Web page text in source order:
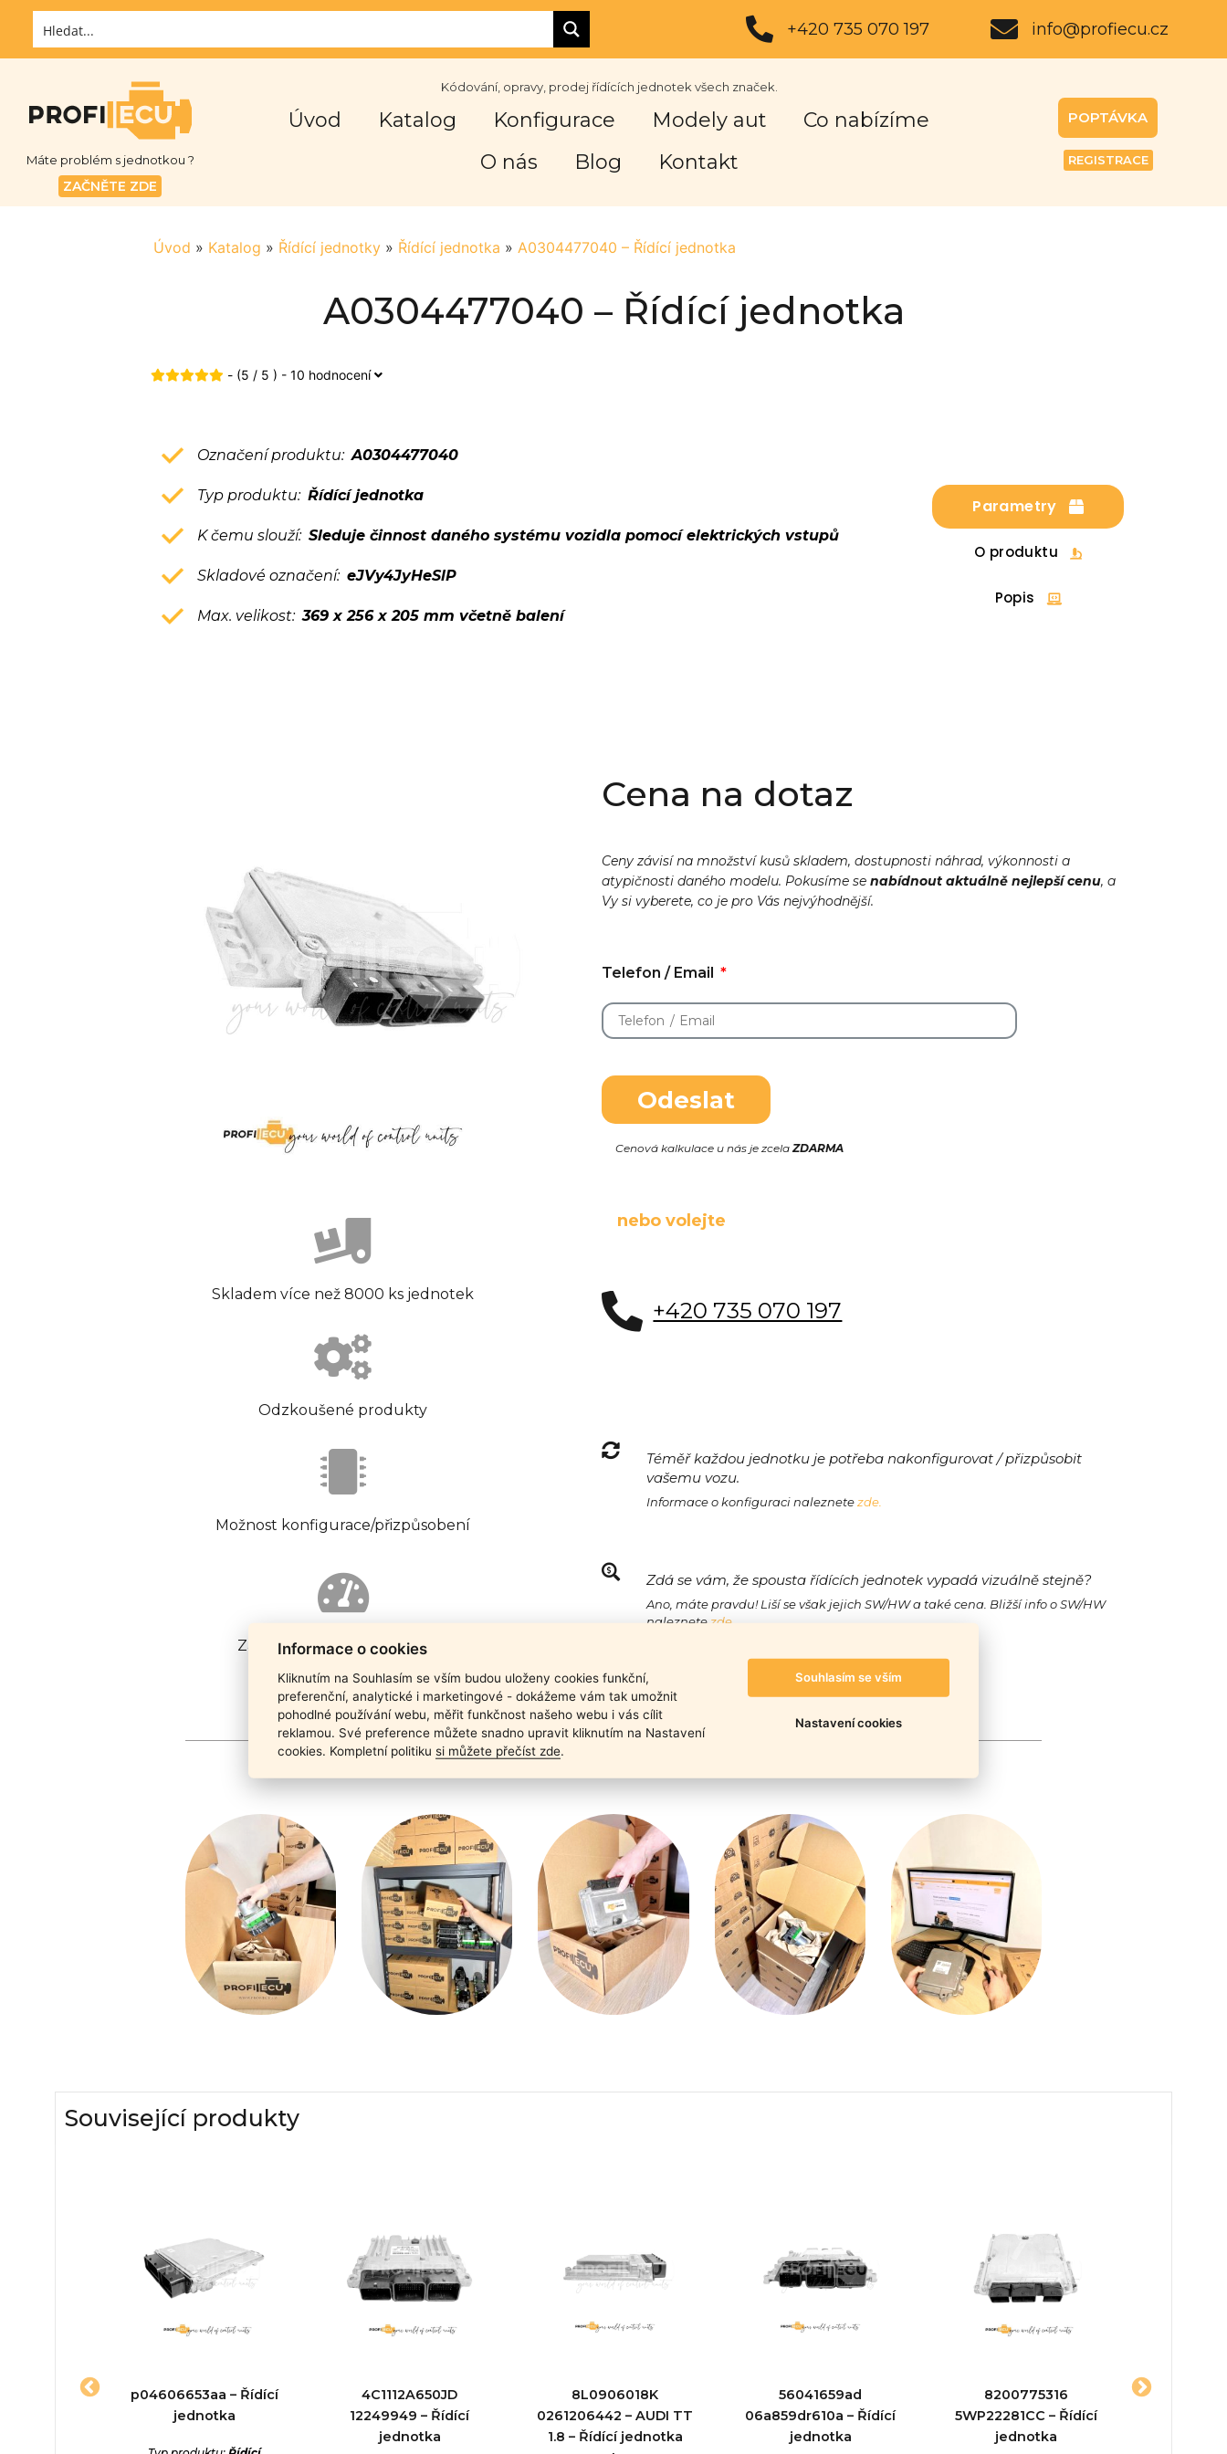
+420 735 070 197 info@profiecu.cz
Máte problém s jednotkou ?
ZAČNĚTE ZDE
Kódování, opravy, prodej řídících jednotek všech značek.
Úvod Katalog Konfigurace Modely aut
Co nabízíme
O nás
Blog Kontakt
POPTÁVKA
REGISTRACE
Úvod » Katalog » Řídící jednotky » Řídící jednotka » A0304477040 – Řídící jednotka
A0304477040 – Řídící jednotka
- (5 / 5 ) - 10 hodnocení
Parametry
O produktu
Popis
Označení produktu:A0304477040
Typ produktu: Řídící jednotka
K čemu slouží: Sleduje činnost daného systému vozidla pomocí elektrických vstupů
Skladové označení: eJVy4JyHeSlP
Max. velikost:369 x 256 x 205 mm včetně balení
Skladem více než 8000 ks jednotek
Odzkoušené produkty
Možnost konfigurace/přizpůsobení
Záruka funkčnosti produktu
Cena na dotaz
Ceny závisí na množství kusů skladem, dostupnosti náhrad, výkonnosti a
atypičnosti daného modelu. Pokusíme senabídnout aktuálně nejlepší cenu, a
Vy si vyberete, co je pro Vás nejvýhodnější.
Telefon / Email
Odeslat
Cenová kalkulace u nás je zcelaZDARMA
nebo volejte
+420 735 070 197
Téměř každou jednotku je potřeba nakonfigurovat / přizpůsobit
vašemu vozu.
Informace o konfiguraci naleznetezde.
Zdá se vám, že spousta řídících jednotek vypadá vizuálně stejně?
Ano, máte pravdu! Liší se však jejich SW/HW a také cena. Bližší info o SW/HW
naleznete zde.
Související produkty
p04606653aa – Řídící
jednotka
4C1112A650JD
12249949 – Řídící
jednotka
8L0906018K
0261206442 – AUDI TT
1.8 – Řídící jednotka
56041659ad
06a859dr610a – Řídící
jednotka
8200775316
5WP22281CC – Řídící
jednotka
Informace o cookies
Kliknutím na Souhlasím se vším budou uloženy cookies funkční,
preferenční, analytické i marketingové - dokážeme vám tak umožnit
pohodlné používání webu, měřit funkčnost našeho webu i vás cílit
reklamou. Své preference můžete snadno upravit kliknutím na Nastavení
cookies. Kompletní politiku si můžete přečíst zde.
Souhlasím se vším
Nastavení cookies